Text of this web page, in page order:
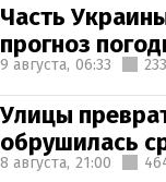
Часть
прогноз
9 августа, 06:33
Улицы
обрушилась
8 августа, 21:00